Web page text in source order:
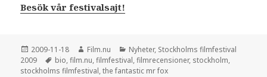
Besök vår festivalsajt!
Postat
2009-11-18 Författare
Film.nu Kategorier
Nyheter, Stockholms filmfestival
2009
Taggar
bio,film.nu,filmfestival,filmrecensioner, stockholm,
stockholms filmfestival,the fantastic mr fox